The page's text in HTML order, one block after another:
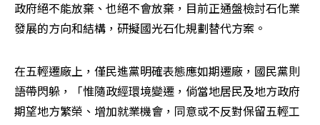
政府絕不能放棄、也絕不會放棄，目前正通盤檢討石化業
發展的方向和結構，研擬國光石化規劃替代方案。
在五輕遷廠上，僅民進黨明確表態應如期遷廠，國民黨則
語帶閃躲，「惟隨政經環境變遷，倘當地居民及地方政府
期望地方繁榮、增加就業機會，同意或不反對保留五輕工